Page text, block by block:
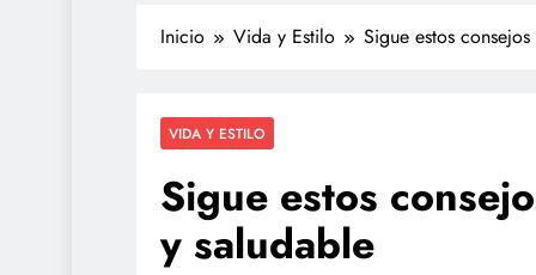
Inicio Vida y Estilo Sigue estos
VIDA Y ESTILO
Sigue estos
y saludable